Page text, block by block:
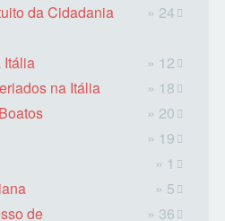
da Cidadania
» 24
Itália
» 12
na Itália
» 18
» 20
» 19
» 1
» 5
de
» 36